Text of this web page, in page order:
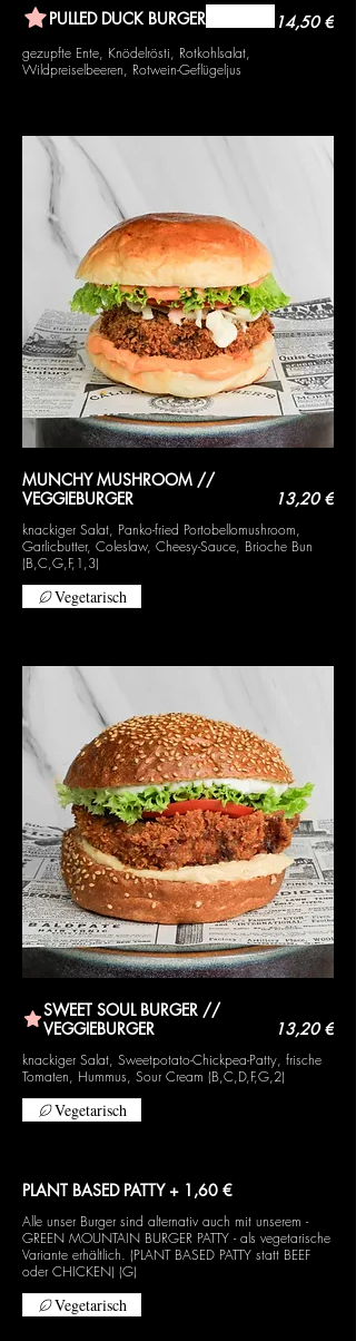
PULLED DUCK BURGER
gezupfte Ente, Knödelrösti, Rotkohlsalat,
Wildpreiselbeeren, Rotwein-Geflügeljus
14,50 €
MUNCHY MUSHROOM //
VEGGIEBURGER
knackiger Salat, Panko-fried Portobellomushroom,
Garlicbutter, Coleslaw, Cheesy-Sauce, Brioche Bun
(B,C,G,F,1,3)
13,20 €
Vegetarisch
SWEET SOUL BURGER //
VEGGIEBURGER
knackiger Salat, Sweetpotato-Chickpea-Patty, frische
Tomaten, Hummus, Sour Cream (B,C,D,F,G,2)
13,20 €
Vegetarisch
PLANT BASED PATTY + 1,60 €
Alle unser Burger sind alternativ auch mit unserem -
GREEN MOUNTAIN BURGER PATTY - als vegetarische
Variante erhältlich. (PLANT BASED PATTY statt BEEF
oder CHICKEN) (G)
Vegetarisch